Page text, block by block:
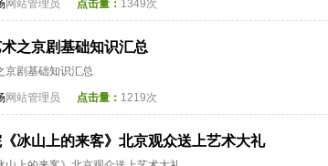
网站管理员 点击量： 1349次
之京剧基础知识汇总
京剧基础知识汇总
网站管理员 点击量： 1219次
冰山上的来客》北京观众送上艺术大礼